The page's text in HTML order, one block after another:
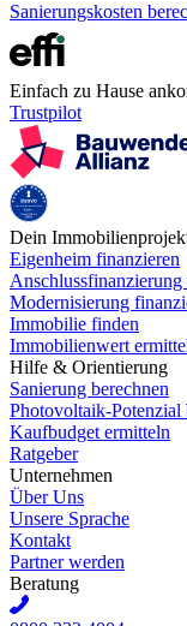
Sanierungskosten
Einfach zu Hause
Trustpilot
Dein
Eigenheim finanzieren
Anschlussfinanzierung
Modernisierung
Immobilie finden
Immobilienwert
Hilfe & Orientierung
Sanierung berechnen
Photovoltaik-Potenzial
Kaufbudget ermitteln
Ratgeber
Unternehmen
Über Uns
Unsere Sprache
Kontakt
Partner werden
Beratung